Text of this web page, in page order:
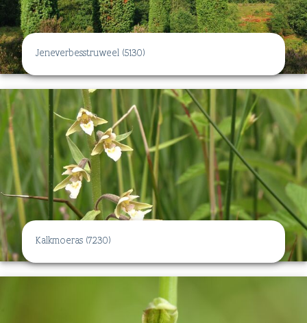
Jeneverbesstruweel (5130)
Kalkmoeras (7230)